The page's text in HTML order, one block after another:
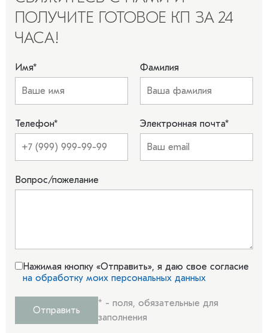
ПОЛУЧИТЕ ГОТОВОЕ КП ЗА 24
ЧАСА!
Имя* Фамилия
Телефон* Электронная почта*
Вопрос/пожелание
Нажимая кнопку «Отправить», я даю свое согласие
на обработку моих персональных данных
Отправить
* - поля, обязательные для
заполнения